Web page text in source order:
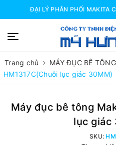
ĐẠI LÝ PHÂN PHỐI MAKITA
Trang chủ MÁY ĐỤC BÊ TÔNG
HM1317C(Chuôi lục giác 30MM)
Máy đục bê tông
lục giác
SKU: